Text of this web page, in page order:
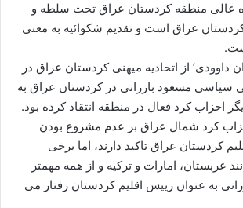
عالی منطقه کردستان عراق تحت سلطه و
عراق است و تقدیم شکوائیه به معنی
داوودی’ از اتحادیه میهنی کردستان عراق در
سیاسی مسعود بارزانی در کردستان عراق به
احزاب کرد فعال در منطقه انتقاد کرده بود.
کرد شمال عراق بر عدم مشروع بودن
کردستان عراق تاکید دارند، اما برخی
عربستان، امارات و ترکیه و از همه مهمتر
به عنوان رییس اقلیم کردستان رفتار می